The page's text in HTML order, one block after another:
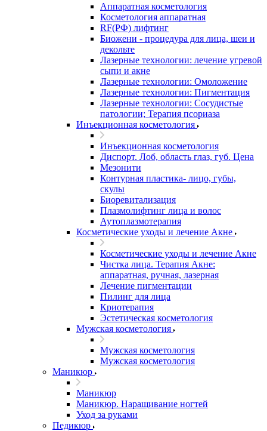
Аппаратная косметология
Косметология аппаратная
RF(РФ) лифтинг
Биожени - процедура для лица, шеи и
декольте
Лазерные технологии: лечение угревой
сыпи и акне
Лазерные технологии: Омоложение
Лазерные технологии: Пигментация
Лазерные технологии: Сосудистые
патологии; Терапия псориаза
Инъекционная косметология
Инъекционная косметология
Диспорт. Лоб, область глаз, губ. Цена
Мезонити
Контурная пластика- лицо, губы,
скулы
Биоревитализация
Плазмолифтинг лица и волос
Аутоплазмотерапия
Косметические уходы и лечение Акне
Косметические уходы и лечение Акне
Чистка лица. Терапия Акне:
аппаратная, ручная, лазерная
Лечение пигментации
Пилинг для лица
Криотерапия
Эстетическая косметология
Мужская косметология
Мужская косметология
Мужская косметология
Маникюр
Маникюр
Маникюр. Наращивание ногтей
Уход за руками
Педикюр